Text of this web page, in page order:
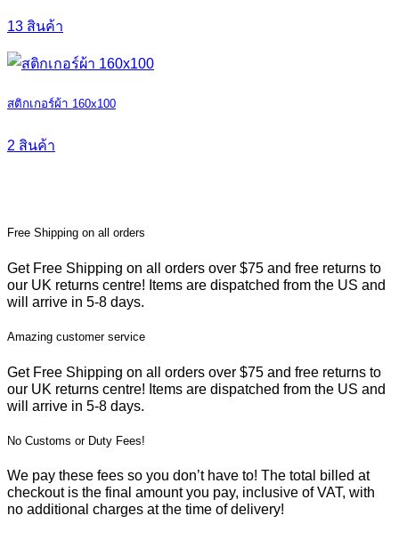
13 สินค้า
สติกเกอร์ผ้า 160x100
2 สินค้า
Free Shipping on all orders
Get Free Shipping on all orders over $75 and free returns to
our UK returns centre! Items are dispatched from the US and
will arrive in 5-8 days.
Amazing customer service
Get Free Shipping on all orders over $75 and free returns to
our UK returns centre! Items are dispatched from the US and
will arrive in 5-8 days.
No Customs or Duty Fees!
We pay these fees so you don’t have to! The total billed at
checkout is the final amount you pay, inclusive of VAT, with
no additional charges at the time of delivery!